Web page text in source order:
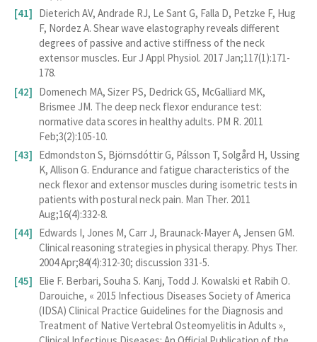
Dieterich AV, Andrade RJ, Le Sant G, Falla D, Petzke F, Hug
F, Nordez A. Shear wave elastography reveals different
degrees of passive and active stiffness of the neck
extensor muscles. Eur J Appl Physiol. 2017 Jan;117(1):171-
178.
Domenech MA, Sizer PS, Dedrick GS, McGalliard MK,
Brismee JM. The deep neck flexor endurance test:
normative data scores in healthy adults. PM R. 2011
Feb;3(2):105-10.
Edmondston S, Björnsdóttir G, Pálsson T, Solgård H, Ussing
K, Allison G. Endurance and fatigue characteristics of the
neck flexor and extensor muscles during isometric tests in
patients with postural neck pain. Man Ther. 2011
Aug;16(4):332-8.
Edwards I, Jones M, Carr J, Braunack-Mayer A, Jensen GM.
Clinical reasoning strategies in physical therapy. Phys Ther.
2004 Apr;84(4):312-30; discussion 331-5.
Elie F. Berbari, Souha S. Kanj, Todd J. Kowalski et Rabih O.
Darouiche, « 2015 Infectious Diseases Society of America
(IDSA) Clinical Practice Guidelines for the Diagnosis and
Treatment of Native Vertebral Osteomyelitis in Adults »,